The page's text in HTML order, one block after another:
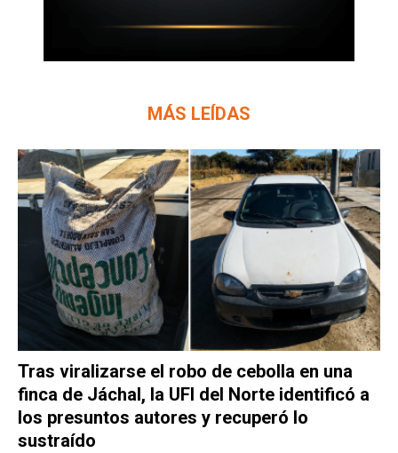
MÁS LEÍDAS
Tras viralizarse el robo de cebolla en una
finca de Jáchal, la UFI del Norte identificó a
los presuntos autores y recuperó lo
sustraído